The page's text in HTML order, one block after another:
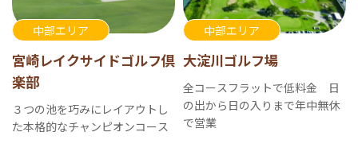
中部エリア
宮崎レイクサイドゴルフ倶
楽部
３つの池を巧みにレイアウトし
た本格的なチャンピオンコース
中部エリア
大淀川ゴルフ場
全コースフラットで低料金 日
の出から日の入りまで年中無休
で営業